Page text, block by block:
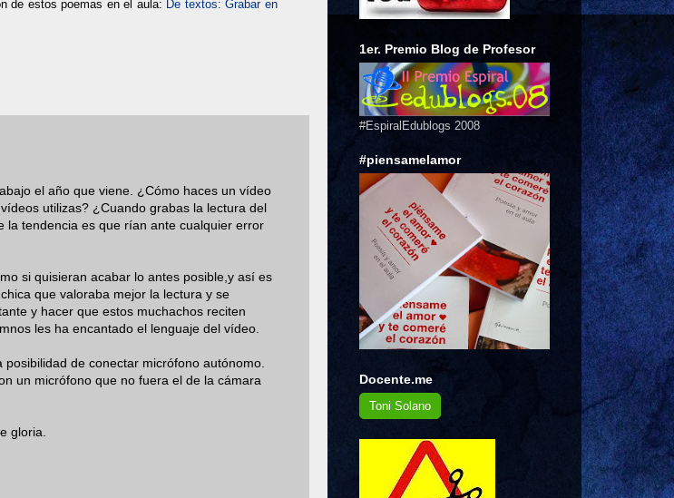
de estos poemas en el aula: De textos: Grabar en
el año que viene. ¿Cómo haces un vídeo
utilizas? ¿Cuando grabas la lectura del
la tendencia es que rían ante cualquier error
si quisieran acabar lo antes posible,y así es
que valoraba mejor la lectura y se
y hacer que estos muchachos reciten
les ha encantado el lenguaje del vídeo.
de conectar micrófono autónomo.
un micrófono que no fuera el de la cámara
gloria.
1er. Premio Blog de Profesor
#EspiralEdublogs 2008
#piensamelamor
Docente.me
Toni Solano